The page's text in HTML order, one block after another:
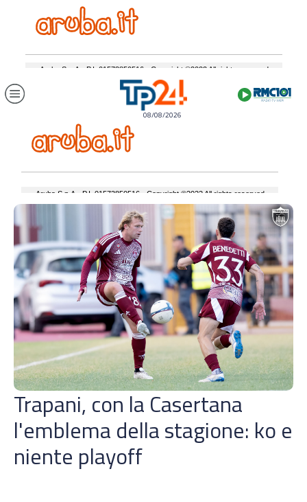
08/08/2026
Trapani, con la Casertana
l'emblema della stagione: ko e
niente playoff